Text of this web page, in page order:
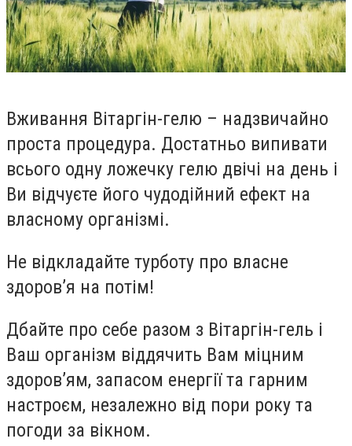
Вживання Вітаргін-гелю – надзвичайно
проста процедура. Достатньо випивати
всього одну ложечку гелю двічі на день і
Ви відчуєте його чудодійний ефект на
власному організмі.
Не відкладайте турботу про власне
здоров’я на потім!
Дбайте про себе разом з Вітаргін-гель і
Ваш організм віддячить Вам міцним
здоров’ям, запасом енергії та гарним
настроєм, незалежно від пори року та
погоди за вікном.